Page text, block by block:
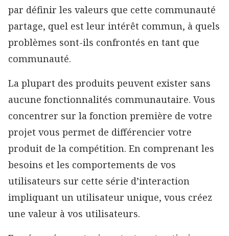
par définir les valeurs que cette communauté
partage, quel est leur intérêt commun, à quels
problèmes sont-ils confrontés en tant que
communauté.
La plupart des produits peuvent exister sans
aucune fonctionnalités communautaire. Vous
concentrer sur la fonction première de votre
projet vous permet de différencier votre
produit de la compétition. En comprenant les
besoins et les comportements de vos
utilisateurs sur cette série d’interaction
impliquant un utilisateur unique, vous créez
une valeur à vos utilisateurs.